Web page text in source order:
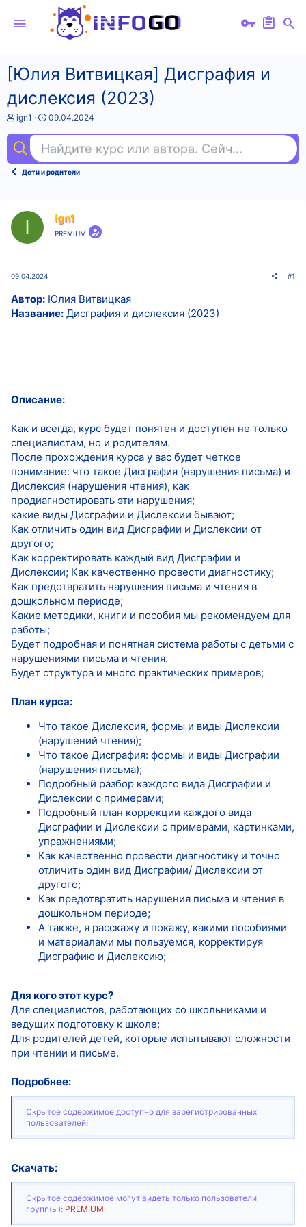
[Юлия Витвицкая] Дисграфия и
дислексия (2023)
А
т
о
т
ign1
Д
а
н
а
09.04.2024
Найдите курс или автора. Сейчас ищут
Дети и родители
I ign1
PREMIUM
09.04.2024 #1
Автор: Юлия Витвицкая
Название: Дисграфия и дислексия (2023)
Описание:
Как и всегда, курс будет понятен и доступен не только
специалистам, но и родителям.
После прохождения курса у вас будет четкое
понимание: что такое Дисграфия (нарушения письма) и
Дислексия (нарушения чтения), как
продиагностировать эти нарушения;
какие виды Дисграфии и Дислексии бывают;
Как отличить один вид Дисграфии и Дислексии от
другого;
Как корректировать каждый вид Дисграфии и
Дислексии; Как качественно провести диагностику;
Как предотвратить нарушения письма и чтения в
дошкольном периоде;
Какие методики, книги и пособия мы рекомендуем для
работы;
Будет подробная и понятная система работы с детьми с
нарушениями письма и чтения.
Будет структура и много практических примеров;
План курса:
Что такое Дислексия, формы и виды Дислексии
(нарушений чтения);
Что такое Дисграфия: формы и виды Дисграфии
(нарушения письма);
Подробный разбор каждого вида Дисграфии и
Дислексии с примерами;
Подробный план коррекции каждого вида
Дисграфии и Дислексии с примерами, картинками,
упражнениями;
Как качественно провести диагностику и точно
отличить один вид Дисграфии/ Дислексии от
другого;
Как предотвратить нарушения письма и чтения в
дошкольном периоде;
А также, я расскажу и покажу, какими пособиями
и материалами мы пользуемся, корректируя
Дисграфию и Дислексию;
Для кого этот курс?
Для специалистов, работающих со школьниками и
ведущих подготовку к школе;
Для родителей детей, которые испытывают сложности
при чтении и письме.
Подробнее:
Скрытое содержимое доступно для зарегистрированных
пользователей!
Скачать:
Скрытое содержимое могут видеть только пользователи
групп(ы): PREMIUM